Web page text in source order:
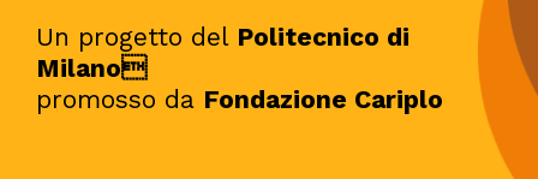
Un progetto del Politecnico di
Milano
promosso da Fondazione Cariplo